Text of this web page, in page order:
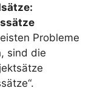
Probleme
sind die